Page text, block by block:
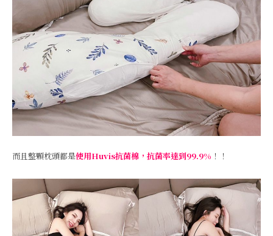
而且整顆枕頭都是使用Huvis抗菌棉，抗菌率達到99.9% ！！